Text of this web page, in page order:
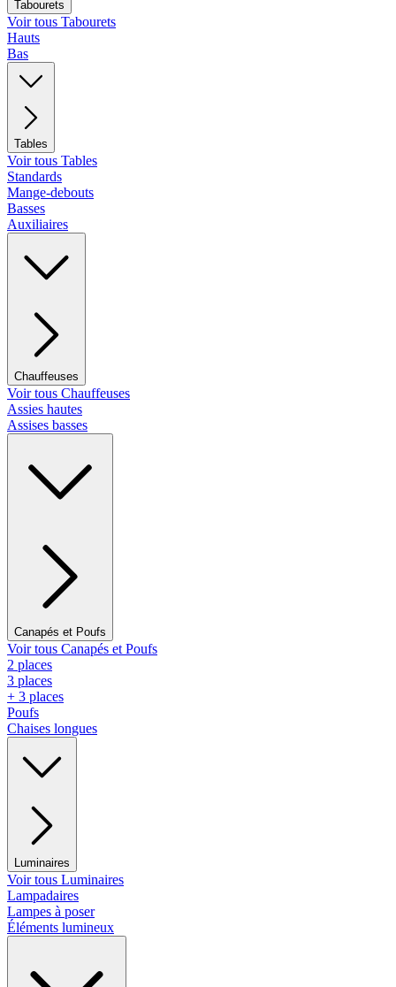
Tabourets
Voir tous Tabourets
Hauts
Bas
Tables
Voir tous Tables
Standards
Mange-debouts
Basses
Auxiliaires
Chauffeuses
Voir tous Chauffeuses
Assies hautes
Assises basses
Canapés et Poufs
Voir tous Canapés et Poufs
2 places
3 places
+ 3 places
Poufs
Chaises longues
Luminaires
Voir tous Luminaires
Lampadaires
Lampes à poser
Éléments lumineux